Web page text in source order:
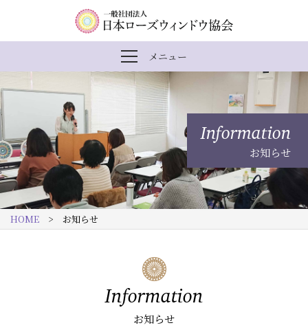
一
社
団
法
人
日
本
ロ
内
ま
ス
キ
ッ
プ
す
メ
ン
ビ
ゲ
ー
シ
ョ
メニュー
メ
ニ
ュ
ー
を
開
閉
Information
お知らせ
HOME > お知らせ
Information
お知らせ